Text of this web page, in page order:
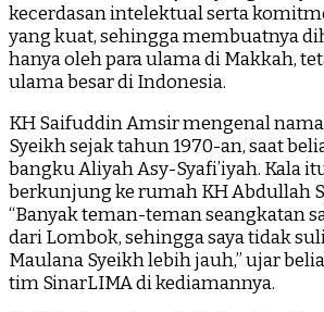
kecerdasan intelektual serta
yang kuat, sehingga membuatnya
hanya oleh para ulama di Makkah,
ulama besar di Indonesia.
KH Saifuddin Amsir mengenal
Syeikh sejak tahun 1970-an, saat
bangku Aliyah Asy-Syafi’iyah. Kala
berkunjung ke rumah KH Abdullah
“Banyak teman-teman seangkatan
dari Lombok, sehingga saya tidak
Maulana Syeikh lebih jauh,” ujar
tim SinarLIMA di kediamannya.